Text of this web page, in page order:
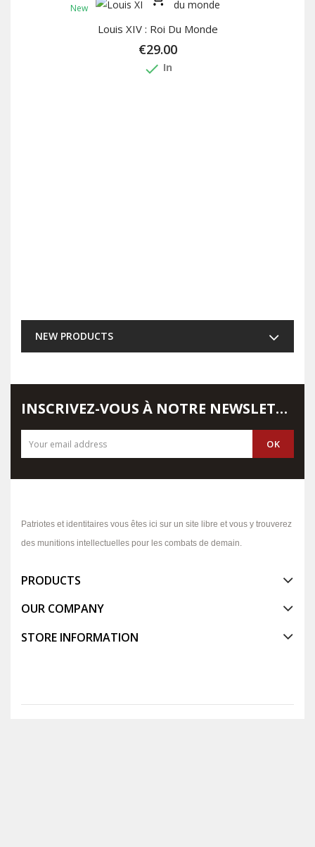
New
Louis XIV : Roi Du Monde
€29.00
done In
NEW PRODUCTS
INSCRIVEZ-VOUS À NOTRE NEWSLETTER
Patriotes et identitaires vous êtes ici sur un site libre et vous y trouverez
des munitions intellectuelles pour les combats de demain.
PRODUCTS
OUR COMPANY
STORE INFORMATION